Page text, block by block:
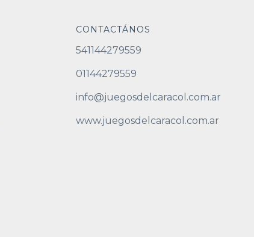
CONTACTÁNOS
541144279559
01144279559
info@juegosdelcaracol.com.ar
www.juegosdelcaracol.com.ar